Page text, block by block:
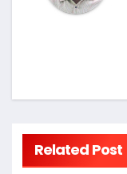
Related Post